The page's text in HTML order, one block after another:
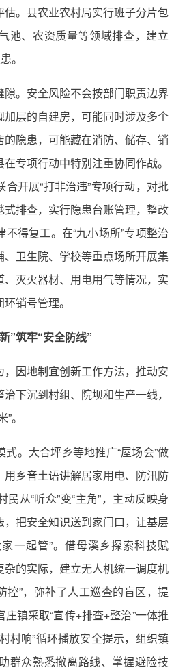
。县农业农村局实行班子分片包
池、农资质量等领域排查，建立
。
。安全风险不会按部门职责边界
层的自建房，可能同时涉及多个
隐患，可能藏在消防、储存、销
专项行动中特别注重协同作战。
开展“打非治违”专项行动，对批
排查，实行隐患台账管理，整改
得复工。在“九小场所”专项整治
卫生院、学校等重点场所开展集
灭火器材、用电用气等情况，实
销号管理。
”筑牢“安全防线”
因地制宜创新工作方法，推动安
下沉到村组、院坝和生产一线，
。
。大合坪乡等地推广“屋场会”做
乡音土语讲解居家用电、防汛防
从“听众”变“主角”，主动反映身
把安全知识送到家门口，让基层
一起管”。借母溪乡探索科技赋
的实际，建立无人机统一调度机
控”，弥补了人工巡查的盲区，提
镇采取“宣传+排查+整治”一体推
村响”循环播放安全提示，组织镇
群众熟悉撤离路线、掌握避险技